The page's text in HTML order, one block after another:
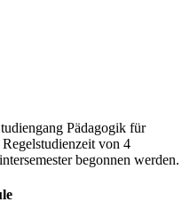
Pädagogik für
von 4
begonnen werden.